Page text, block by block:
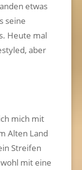
etwas
seine
Heute mal
aber
mich mit
Alten Land
Streifen
mit eine